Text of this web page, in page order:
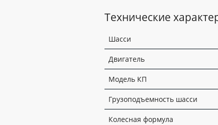
Технические
Шасси
Двигатель
Модель КП
Грузоподъемность шасси
Колесная формула